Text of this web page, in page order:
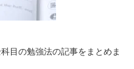
目の勉強法の記事をまとめま